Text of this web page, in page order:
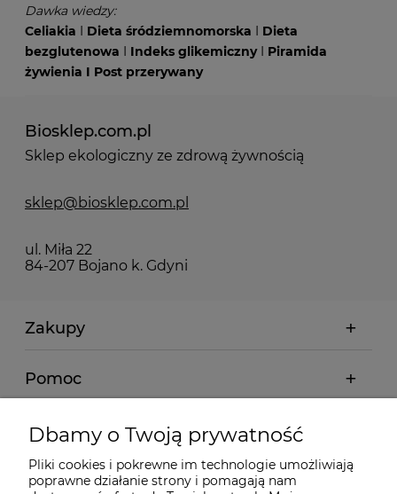
Dawka wiedzy:
Celiakia
Dieta śródziemnomorska
Dieta
bezglutenowa
Indeks glikemicznyI Piramida
żywienia I Post przerywany
Biosklep.com.pl
Sklep ekologiczny ze zdrową żywnością
sklep@biosklep.com.pl
ul. Miła 22
84-207 Bojano k. Gdyni
Zakupy
Pomoc
Moje konto
Informacje
Dbamy o Twoją prywatność
Pliki cookies i pokrewne im technologie umożliwiają
poprawne działanie strony i pomagają nam